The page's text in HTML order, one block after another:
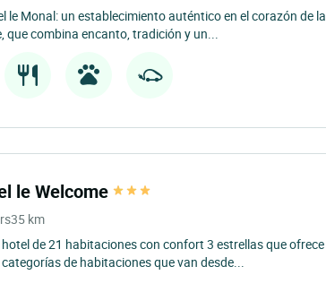
le Monal: un establecimiento auténtico en el corazón de la
que combina encanto, tradición y un...
le Welcome
35 km
de 21 habitaciones con confort 3 estrellas que ofrece
de habitaciones que van desde...